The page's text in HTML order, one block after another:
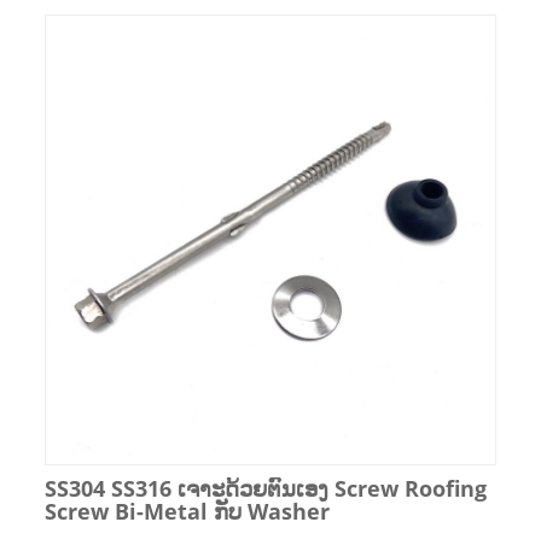
SS304 SS316 ເຈາະດ້ວຍຕົນເອງ Screw Roofing
Screw Bi-Metal ກັບ Washer